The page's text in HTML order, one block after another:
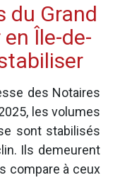
du Grand
en Île-de-
des Notaires
les volumes
sont stabilisés
Ils demeurent
compare à ceux